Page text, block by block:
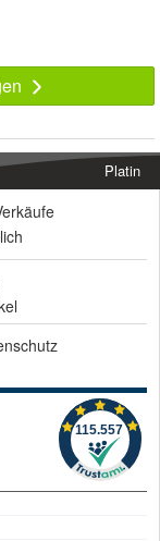
Platin